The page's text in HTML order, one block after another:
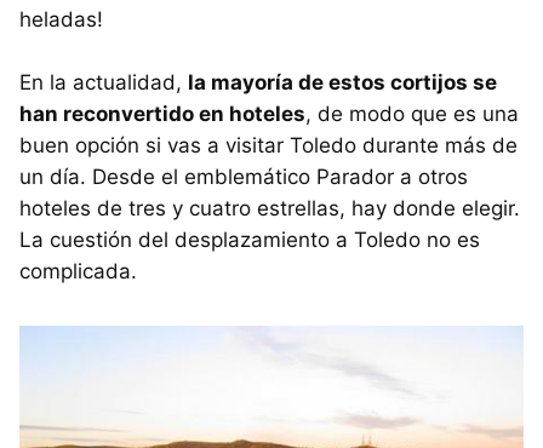
heladas!
En la actualidad, la mayoría de estos cortijos se
han reconvertido en hoteles, de modo que es una
buen opción si vas a visitar Toledo durante más de
un día. Desde el emblemático Parador a otros
hoteles de tres y cuatro estrellas, hay donde elegir.
La cuestión del desplazamiento a Toledo no es
complicada.